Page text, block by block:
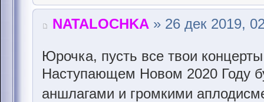
NATALOCHKA » 26 дек 2019,
Юрочка, пусть все твои
Наступающем Новом 2020 Году
аншлагами и громкими